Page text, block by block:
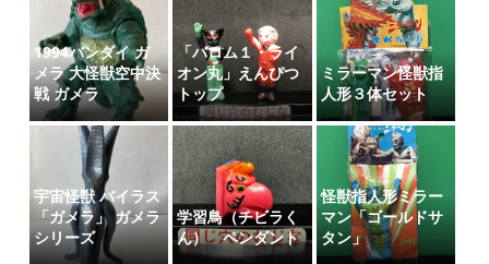
1994バンダイ ガ
メラ 大怪獣空中決
戦 ガメラ
「バロム１・ライ
オン丸」えんぴつ
トップ
ミラーマン怪獣指
人形３体セット
宇宙怪獣 バイラス
「ガメラ」 ガメラ
シリーズ
学習鳥（チビラく
ん） ペンダント
怪獣指人形ミラー
マン「ゴールドサ
タン」